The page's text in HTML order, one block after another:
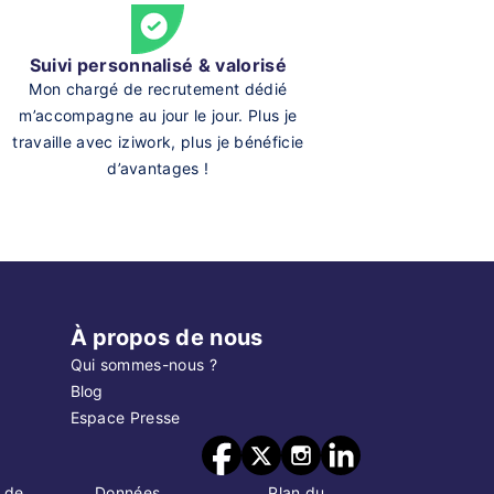
Suivi personnalisé & valorisé
Mon chargé de recrutement dédié
m’accompagne au jour le jour. Plus je
travaille avec iziwork, plus je bénéficie
d’avantages !
À propos de nous
Qui sommes-nous ?
Blog
Espace Presse